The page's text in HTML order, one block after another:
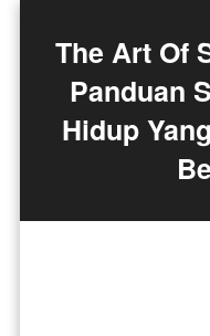
The Art Of
Panduan
Hidup